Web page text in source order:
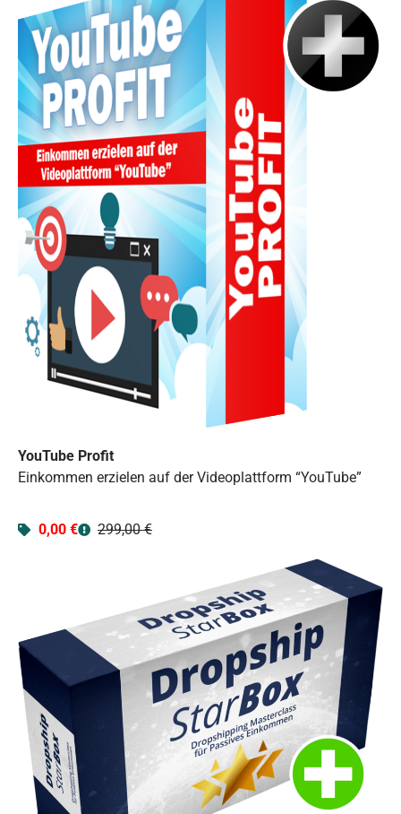
YouTube Profit
Einkommen erzielen auf der Videoplattform “YouTube”
0,00 € 299,00 €